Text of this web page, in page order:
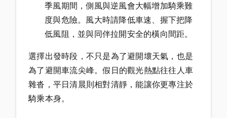
季風期間，側風與逆風會大幅增加騎乘難
度與危險。風大時請降低車速、握下把降
低風阻，並與同伴拉開安全的橫向間距。
選擇出發時段，不只是為了避開壞天氣，也是
為了避開車流尖峰。假日的觀光熱點往往人車
雜沓，平日清晨則相對清靜，能讓你更專注於
騎乘本身。